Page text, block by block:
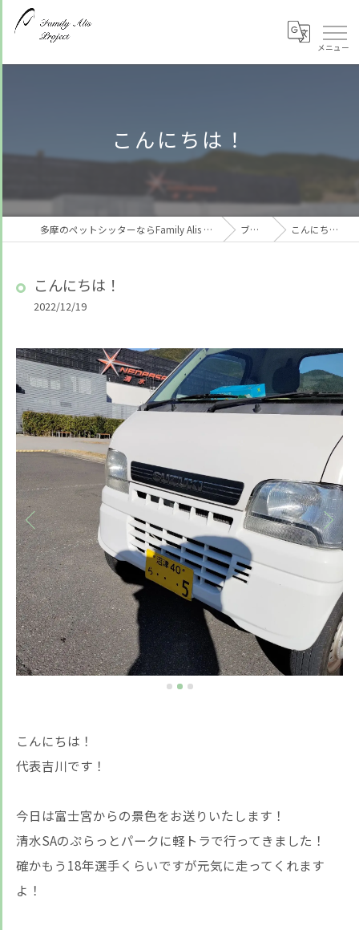
こんにちは！
多摩のペットシッターならFamily Alis Project ブログ こんにちは！
こんにちは！
2022/12/19
こんにちは！
代表吉川です！
今日は富士宮からの景色をお送りいたします！
清水SAのぷらっとパークに軽トラで行ってきました！
確かもう18年選手くらいですが元気に走ってくれます
よ！